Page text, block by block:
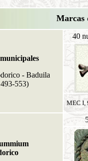
Marcas
- Baduila
553)
40
MEC I,